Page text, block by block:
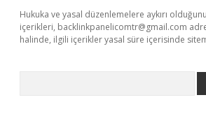
Hukuka ve yasal düzenlemelere aykırı
içerikleri, backlinkpanelicomtr@gmail.com
halinde, ilgili içerikler yasal süre içerisinde